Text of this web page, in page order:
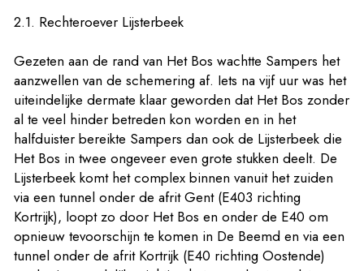
2.1. Rechteroever Lijsterbeek
Gezeten aan de rand van Het Bos wachtte Sampers het
aanzwellen van de schemering af. Iets na vijf uur was het
uiteindelijke dermate klaar geworden dat Het Bos zonder
al te veel hinder betreden kon worden en in het
halfduister bereikte Sampers dan ook de Lijsterbeek die
Het Bos in twee ongeveer even grote stukken deelt. De
Lijsterbeek komt het complex binnen vanuit het zuiden
via een tunnel onder de afrit Gent (E403 richting
Kortrijk), loopt zo door Het Bos en onder de E40 om
opnieuw tevoorschijn te komen in De Beemd en via een
tunnel onder de afrit Kortrijk (E40 richting Oostende)